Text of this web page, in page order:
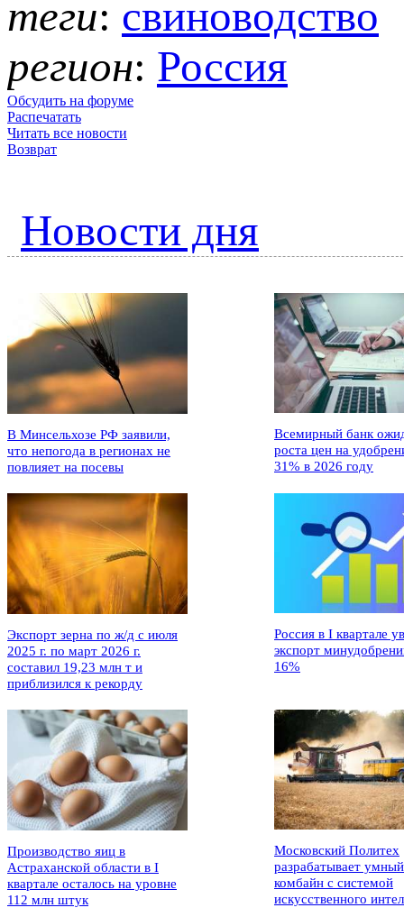
теги: свиноводство
регион: Россия
Обсудить на форуме
Распечатать
Читать все новости
Возврат
Новости дня
В Минсельхозе РФ заявили,
что непогода в регионах не
повлияет на посевы
Всемирный банк
роста цен на
31% в 2026 году
Экспорт зерна по ж/д с июля
2025 г. по март 2026 г.
составил 19,23 млн т и
приблизился к рекорду
Россия в I квартале
экспорт
16%
Производство яиц в
Астраханской области в I
квартале осталось на уровне
112 млн штук
Московский Политех
разрабатывает умный
комбайн с системой
искусственного